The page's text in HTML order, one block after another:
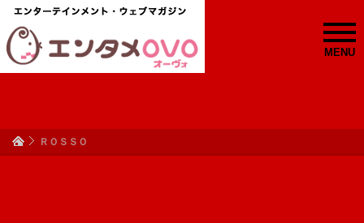
MENU
ＲＯＳＳＯ